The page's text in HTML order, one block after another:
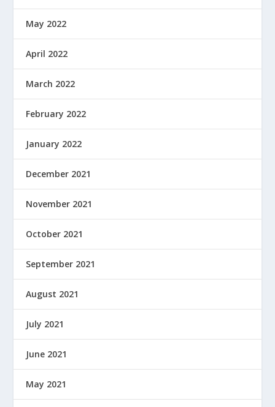
May 2022
April 2022
March 2022
February 2022
January 2022
December 2021
November 2021
October 2021
September 2021
August 2021
July 2021
June 2021
May 2021